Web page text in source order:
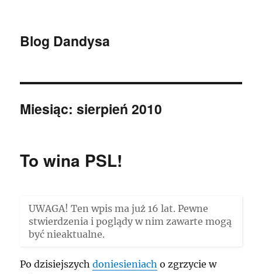
Blog Dandysa
Miesiąc:sierpień 2010
To wina PSL!
UWAGA! Ten wpis ma już 16 lat. Pewne
stwierdzenia i poglądy w nim zawarte mogą
być nieaktualne.
Po dzisiejszychdoniesieniach o zgrzycie w